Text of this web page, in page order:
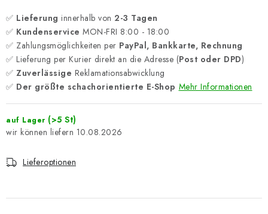
✅ Lieferung innerhalb von 2-3 Tagen
✅ Kundenservice MON-FRI 8:00 - 18:00
✅ Zahlungsmöglichkeiten per PayPal, Bankkarte, Rechnung
✅ Lieferung per Kurier direkt an die Adresse (Post oder DPD)
✅ Zuverlässige Reklamationsabwicklung
✅ Der größte schachorientierte E-Shop Mehr Informationen
auf Lager (>5 St)
10.08.2026
Lieferoptionen